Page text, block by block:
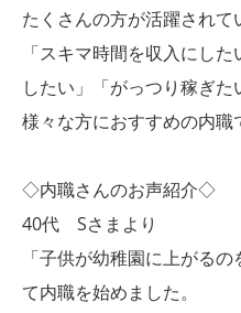
たくさんの方が活躍されて
「スキマ時間を収入にし
したい」「がっつり稼ぎた
様々な方におすすめの内職
◇内職さんのお声紹介◇
40代 Sさまより
「子供が幼稚園に上がる
て内職を始めました。